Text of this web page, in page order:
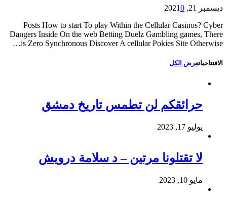
ديسمبر 21, 2021
0
Posts How to start To play Within the Cellular Casinos? Cyber
Dangers Inside On the web Betting Duelz Gambling games, There
is Zero Synchronous Discover A cellular Pokies Site Otherwise…
الافتتاحياتعرض الكل
حرائقكم لن تطمس تاريخ دمشق
يوليو 17, 2023
لا تقتلونا مرتين – د سلامة درويش
مايو 10, 2023